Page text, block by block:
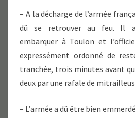
– A la décharge de l’armée
dû se retrouver au feu. Il
embarquer à Toulon et
expressément ordonné de
tranchée, trois minutes avant
deux par une rafale de
– L’armée a dû être bien